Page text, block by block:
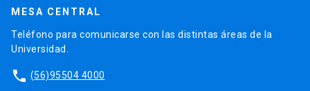
MESA CENTRAL
Teléfono para comunicarse con las distintas áreas de la
Universidad.
phone (56)95504 4000